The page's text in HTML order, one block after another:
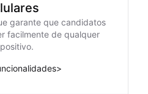
garante que candidatos
facilmente de qualquer
>